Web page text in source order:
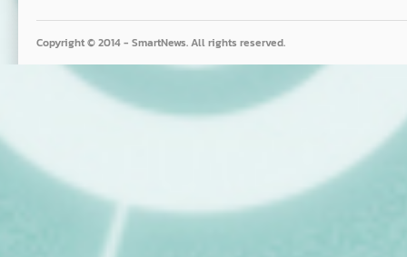
Copyright © 2014 - SmartNews. All rights reserved.